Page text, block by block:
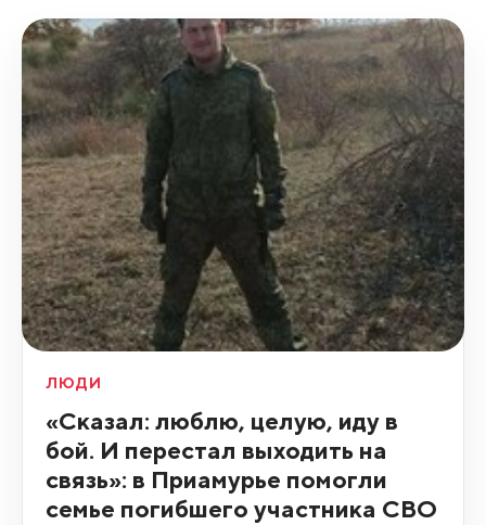
ЛЮДИ
«Сказал: люблю, целую, иду в
бой. И перестал выходить на
связь»: в Приамурье помогли
семье погибшего участника СВО